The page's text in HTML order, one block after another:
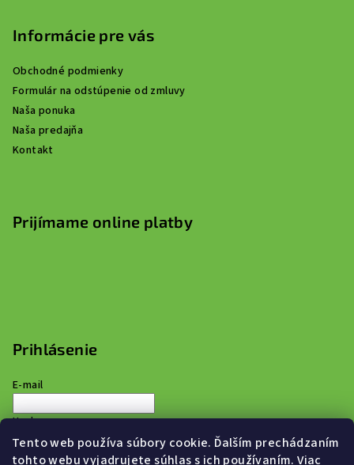
Tento web používa súbory cookie. Ďalším prechádzaním
tohto webu vyjadrujete súhlas s ich používaním. Viac
Informácie pre vás
Obchodné podmienky
Formulár na odstúpenie od zmluvy
Naša ponuka
Naša predajňa
Kontakt
Prijímame online platby
Prihlásenie
E-mail
Heslo